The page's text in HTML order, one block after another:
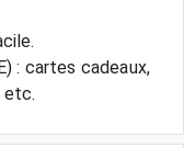
: cartes cadeaux,